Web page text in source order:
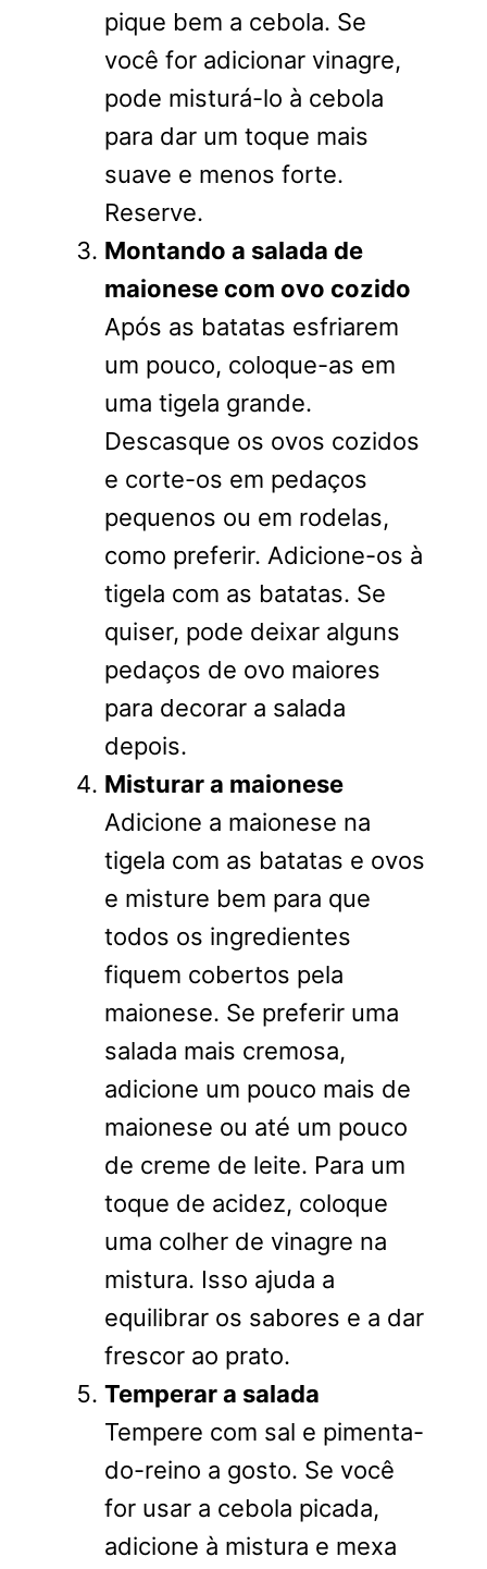
pique bem a cebola. Se
você for adicionar vinagre,
pode misturá-lo à cebola
para dar um toque mais
suave e menos forte.
Reserve.
Montando a salada de
maionese com ovo cozido
Após as batatas esfriarem
um pouco, coloque-as em
uma tigela grande.
Descasque os ovos cozidos
e corte-os em pedaços
pequenos ou em rodelas,
como preferir. Adicione-os à
tigela com as batatas. Se
quiser, pode deixar alguns
pedaços de ovo maiores
para decorar a salada
depois.
Misturar a maionese
Adicione a maionese na
tigela com as batatas e ovos
e misture bem para que
todos os ingredientes
fiquem cobertos pela
maionese. Se preferir uma
salada mais cremosa,
adicione um pouco mais de
maionese ou até um pouco
de creme de leite. Para um
toque de acidez, coloque
uma colher de vinagre na
mistura. Isso ajuda a
equilibrar os sabores e a dar
frescor ao prato.
Temperar a salada
Tempere com sal e pimenta-
do-reino a gosto. Se você
for usar a cebola picada,
adicione à mistura e mexa